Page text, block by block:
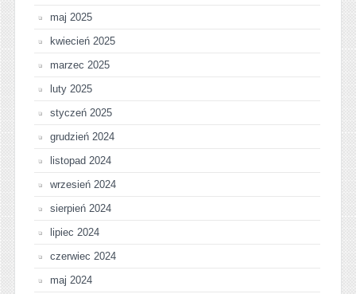
maj 2025
kwiecień 2025
marzec 2025
luty 2025
styczeń 2025
grudzień 2024
listopad 2024
wrzesień 2024
sierpień 2024
lipiec 2024
czerwiec 2024
maj 2024